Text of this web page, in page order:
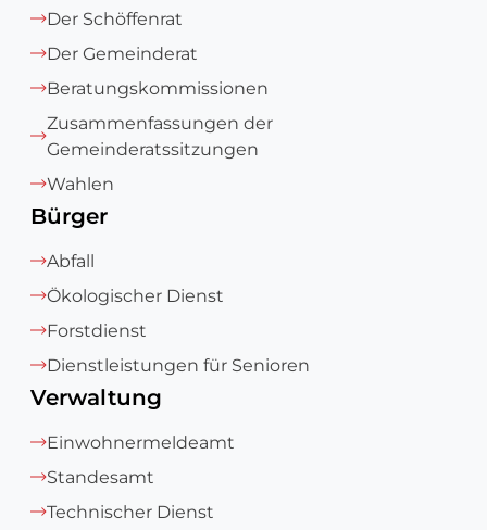
Der Schöffenrat
Der Gemeinderat
Beratungskommissionen
Zusammenfassungen der
Gemeinderatssitzungen
Wahlen
Bürger
Abfall
Ökologischer Dienst
Forstdienst
Dienstleistungen für Senioren
Verwaltung
Einwohnermeldeamt
Standesamt
Technischer Dienst